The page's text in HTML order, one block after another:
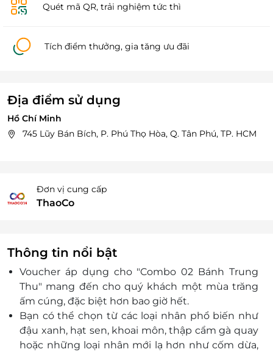
Quét mã QR, trải nghiệm tức thì
Tích điểm thưởng, gia tăng ưu đãi
Địa điểm sử dụng
Hồ Chí Minh
745 Lũy Bán Bích, P. Phú Thọ Hòa, Q. Tân Phú, TP. HCM
Đơn vị cung cấp
ThaoCo
Thông tin nổi bật
Voucher áp dụng cho "Combo 02 Bánh Trung
Thu" mang đến cho quý khách một mùa trăng
ấm cúng, đặc biệt hơn bao giờ hết.
Bạn có thể chọn từ các loại nhân phổ biến như
đậu xanh, hạt sen, khoai môn, thập cẩm gà quay
hoặc những loại nhân mới lạ hơn như cốm dừa,